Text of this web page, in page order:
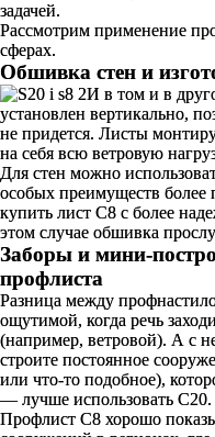
задачей.
Рассмотрим применение
сферах.
Обшивка стен и
И в том и в
установлен вертикально,
не придется. Листы
на себя всю ветровую
Для стен можно
особых преимуществ более
купить лист С8 с более
этом случае обшивка
Заборы и мини-
профлиста
Разница между
ощутимой, когда речь
(например, ветровой). А с
строите постоянное
или что-то подобное),
— лучше использовать С20.
Профлист С8 хорошо